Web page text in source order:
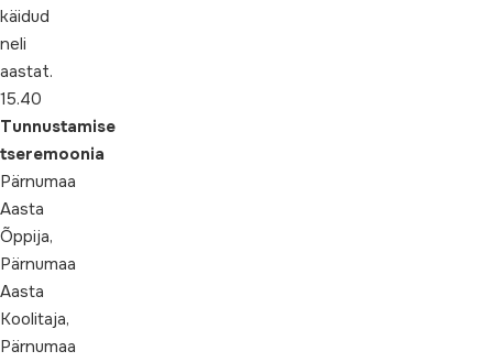
käidud
neli
aastat.
15.40
Tunnustamise
tseremoonia
Pärnumaa
Aasta
Õppija,
Pärnumaa
Aasta
Koolitaja,
Pärnumaa